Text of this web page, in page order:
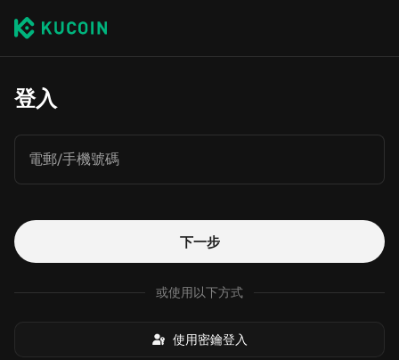
登入
電郵/手機號碼
下一步
或使用以下方式
使用密鑰登入